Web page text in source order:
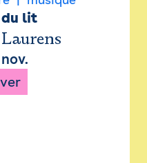
du lit
nov.